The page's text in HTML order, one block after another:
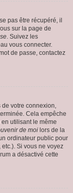
pas être récupéré, il
sur la page de
. Suivez les
vous connecter.
de passe, contactez
de votre connexion,
Cela empêche
utilisant le même
de moi lors de la
ordinateur public pour
Si vous ne voyez
a désactivé cette